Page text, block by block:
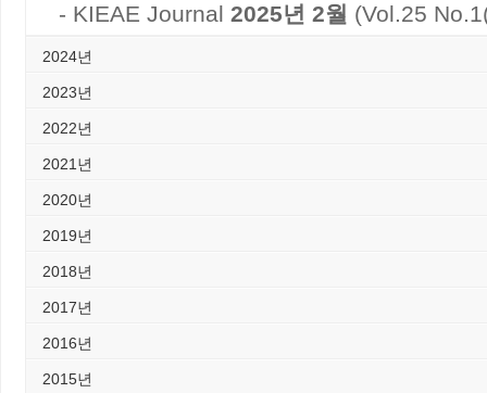
- KIEAE Journal 2025년 2월 (Vol.25
2024년
2023년
2022년
2021년
2020년
2019년
2018년
2017년
2016년
2015년